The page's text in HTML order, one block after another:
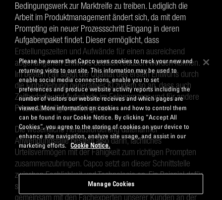
Bedingungswerk zur Marktreife zu treiben. Lediglich die
Arbeit im Produktmanagement ändert sich, da mit dem
Prompting ein neuer Prozessschritt Eingang in deren
Aufgabenpaket findet. Dieser ermöglicht, dass
Erstellungszeiten und Aufwände für einen ausreichend
abgehangenen Entwurfs deutlich reduziert werden können.
Im besten Fall steigt die Qualität des ersten Entwurfs durch
die Einbeziehung generativer KI zudem so an, dass auch
Zeitbedarfe und Aufwände im Folgeprozess und für andere
Prozessbeteiligte zurückgehen.
Die wesentliche Herausforderung datenarmer
Anwendungsfälle besteht also darin, fachliches
Urteilsvermögen mit der Fähigkeit zum richtigen Prompten
zusammenzubringen. Capco setzt an dieser Schnittstelle
zwischen Fachlichkeit und Technologie an. Ein Beispiel dafür
sind Prompathons: In diesem Format arbeiten wir
gemeinsam mit den Fachexperten unserer Kunden an der
Please be aware that Capco uses cookies to track your new and
returning visits to our site. This information may be used to
enable social media connections, enable you to set
preferences and produce website activity reports including the
number of visitors our website receives and which pages are
viewed. More information on cookies and how to control them
can be found in our Cookie Notice. By clicking “Accept All
Cookies”, you agree to the storing of cookies on your device to
enhance site navigation, analyze site usage, and assist in our
marketing efforts. Cookie Notice.
Manage Cookies